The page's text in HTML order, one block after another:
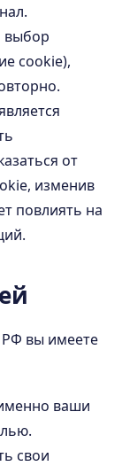
выбор
cookie),
от
изменив
повлиять на
РФ вы имеете
ваши
свои